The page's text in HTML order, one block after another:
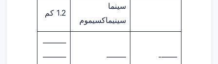
سينما
سينيماكسيموم
1.2 كم
——-
——–
———
———